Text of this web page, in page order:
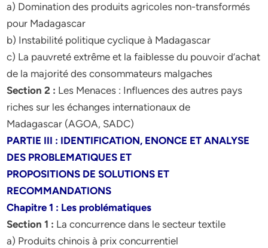
a) Domination des produits agricoles non-transformés
pour Madagascar
b) Instabilité politique cyclique à Madagascar
c) La pauvreté extrême et la faiblesse du pouvoir d’achat
de la majorité des consommateurs malgaches
Section 2 : Les Menaces : Influences des autres pays
riches sur les échanges internationaux de
Madagascar (AGOA, SADC)
PARTIE III : IDENTIFICATION, ENONCE ET ANALYSE
DES PROBLEMATIQUES ET
PROPOSITIONS DE SOLUTIONS ET
RECOMMANDATIONS
Chapitre 1 : Les problématiques
Section 1 : La concurrence dans le secteur textile
a) Produits chinois à prix concurrentiel